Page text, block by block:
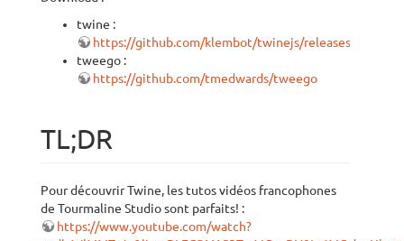
twine :
https://github.com/klembot/twinejs/releases
tweego :
https://github.com/tmedwards/tweego
TL;DR
Pour découvrir Twine, les tutos vidéos francophones
de Tourmaline Studio sont parfaits! :
https://www.youtube.com/watch?